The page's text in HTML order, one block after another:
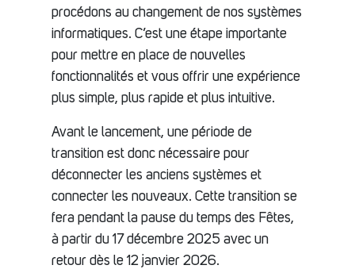
procédons au changement de nos systèmes
informatiques. C’est une étape importante
pour mettre en place de nouvelles
fonctionnalités et vous offrir une expérience
plus simple, plus rapide et plus intuitive.
Avant le lancement, une période de
transition est donc nécessaire pour
déconnecter les anciens systèmes et
connecter les nouveaux. Cette transition se
fera pendant la pause du temps des Fêtes,
à partir du 17 décembre 2025 avec un
retour dès le 12 janvier 2026.